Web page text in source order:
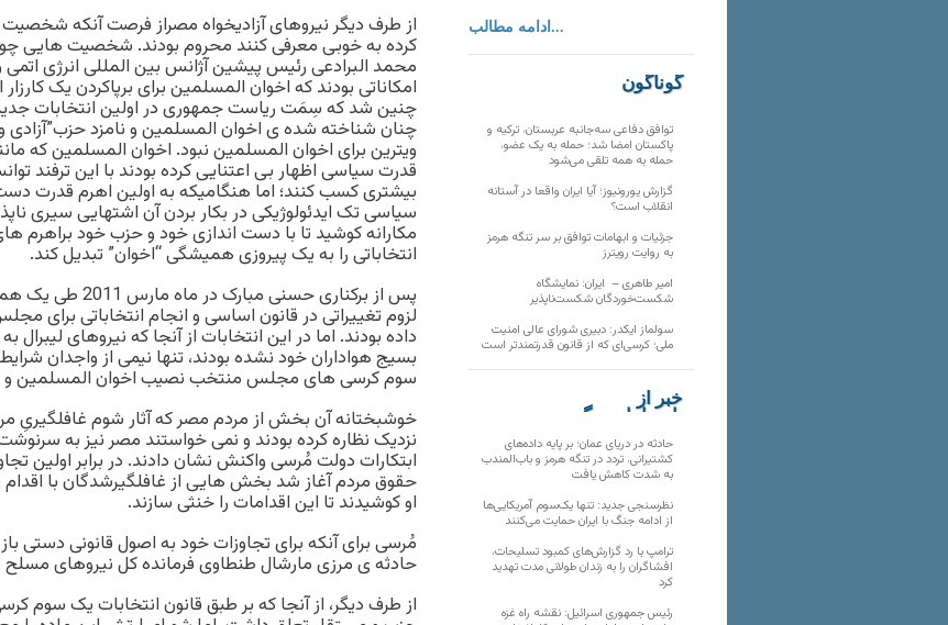
از طرف دیگر نیروهای آزادیخواه مصراز فرصت آنکه
کرده به خوبی معرفی کنند محروم بودند. شخصیت هایی
محمد البرادعی رئیس پیشین آژانس بین المللی انرژی
امکاناتی بودند که اخوان المسلمین برای برپاکردن یک
چنین شد که سِمَت ریاست جمهوری در اولین انتخابات
چنان شناخته شده ی اخوان المسلمین و نامزد حزب”آزادی
ویترین برای اخوان المسلمین نبود. اخوان المسلمین که
قدرت سیاسی اظهار بی اعتنایی کرده بودند با این ترفند
بیشتری کسب کنند؛ اما هنگامیکه به اولین اهرم قدرت
سیاسی تک ایدئولوژیکی در بکار بردن آن اشتهایی سیری
مکارانه کوشید تا با دست اندازی خود و حزب خود براهرم
انتخاباتی را به یک پیروزی همیشگی “اخوان” تبدیل کند.
پس از برکناری
لزوم تغییراتی در قانون اساسی و انجام انتخاباتی برای
داده بودند. اما در این انتخابات از آنجا که نیروهای
بسیج هواداران خود نشده بودند، تنها نیمی از واجدان
سوم کرسی های مجلس منتخب نصیب اخوان المسلمین و
خوشبختانه آن بخش از مردم مصر که آثار شوم غافلگیریِ
نزدیک نظاره کرده بودند و نمی خواستند مصر نیز به
ابتکارات دولت مُرسی واکنش نشان دادند. در برابر اولین
حقوق مردم آغاز شد بخش هایی از غافلگیرشدگان با
او کوشیدند تا این اقدامات را خنثی سازند.
مُرسی برای آنکه برای تجاوزات خود به اصول قانونی دستی
حادثه ی مرزی مارشال طنطاوی فرمانده کل نیروهای مسلح را
از طرف دیگر، از آنجا که بر طبق قانون انتخابات یک سوم
ادامه مطالب...
گوناگون
توافق دفاعی سه‌جانبه عربستان، ترکیه و
پاکستان امضا شد؛ حمله به یک عضو،
حمله به همه تلقی می‌شود
گزارش یورونیوز؛ آیا ایران واقعا در آستانه
انقلاب است؟
جزئیات و ابهامات توافق بر سر تنگه هرمز
به روایت رویترز
امیر طاهری – ایران: نمایشگاه
شکست‌خوردگان شکست‌ناپذیر
سولماز ایکدر: دبیری شورای عالی امنیت
ملی؛ کرسی‌ای که از قانون قدرتمندتر است
خبر از
تارنماهای دیگر
حادثه در دریای عمان؛ بر پایه داده‌های
کشتیرانی، تردد در تنگه هرمز و باب‌المندب
به شدت کاهش یافت
نظرسنجی جدید: تنها یک‌سوم آمریکایی‌ها
از ادامه جنگ با ایران حمایت می‌کنند
ترامپ با رد گزارش‌های کمبود تسلیحات،
افشاگران را به زندان طولانی مدت تهدید
کرد
رئیس‌ جمهوری اسرائیل: نقشه راه غزه